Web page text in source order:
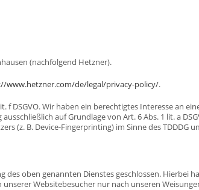
(nachfolgend Hetzner).
www.hetzner.com/de/legal/privacy-policy/.
DSGVO. Wir haben ein berechtigtes Interesse an
auf Grundlage von Art. 6 Abs. 1 lit. a
(z. B. Device-Fingerprinting) im Sinne des TDDDG
oben genannten Dienstes geschlossen. Hierbei
Websitebesucher nur nach unseren